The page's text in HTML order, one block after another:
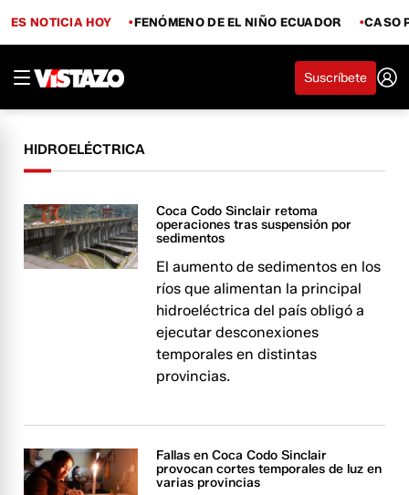
ES NOTICIA HOY FENÓMENO DE EL NIÑO ECUADOR CASO
Suscríbete
HIDROELÉCTRICA
Coca Codo Sinclair retoma
operaciones tras suspensión por
sedimentos
El aumento de sedimentos en los
ríos que alimentan la principal
hidroeléctrica del país obligó a
ejecutar desconexiones
temporales en distintas
provincias.
Fallas en Coca Codo Sinclair
provocan cortes temporales de luz en
varias provincias